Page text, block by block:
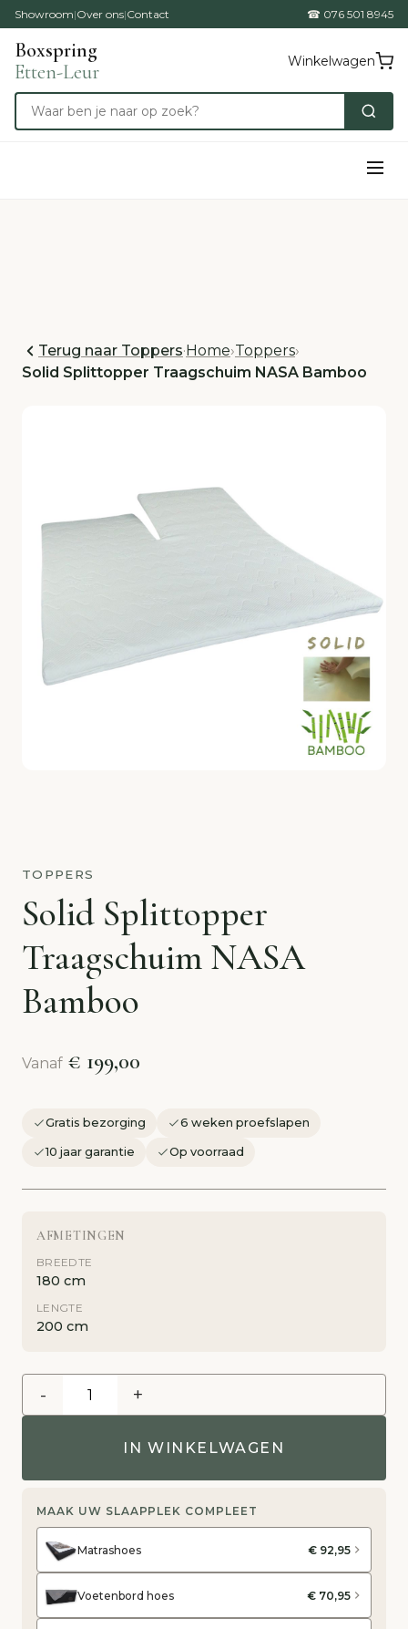
Showroom|Over ons|Contact ☎ 076 501 8945
Boxspring
Etten-Leur
Winkelwagen
Terug naar Toppers·Home›Toppers›
Solid Splittopper Traagschuim NASA Bamboo
TOPPERS
Solid Splittopper
Traagschuim NASA
Bamboo
Vanaf € 199,00
Gratis bezorging 6 weken proefslapen
10 jaar garantie Op voorraad
AFMETINGEN
BREEDTE
180 cm
LENGTE
200 cm
- +
IN WINKELWAGEN
MAAK UW SLAAPPLEK COMPLEET
Matrashoes € 92,95
Voetenbord hoes € 70,95